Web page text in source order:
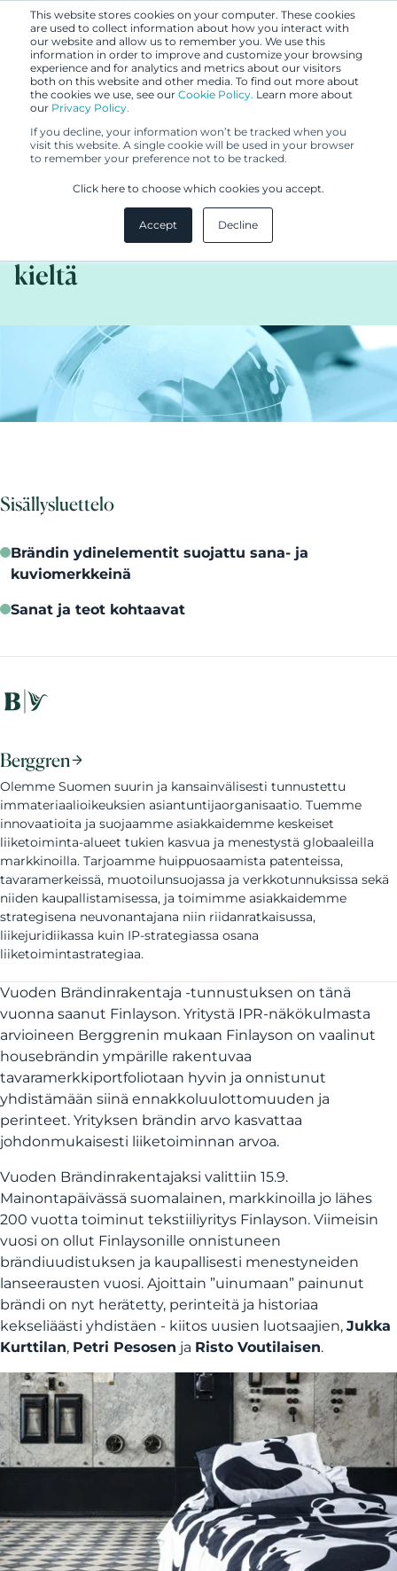
This website stores cookies on your computer. These cookies
are used to collect information about how you interact with
our website and allow us to remember you. We use this
information in order to improve and customize your browsing
experience and for analytics and metrics about our visitors
both on this website and other media. To find out more about
the cookies we use, see our Cookie Policy. Learn more about
our Privacy Policy.
If you decline, your information won’t be tracked when you
visit this website. A single cookie will be used in your browser
to remember your preference not to be tracked.
Click here to choose which cookies you accept.
Accept Decline
21.9.2015
Vuoden Brändinrakentajan
Finlaysonin housebrändi ja
lanseeraukset puhuvat samaa
kieltä
Sisällysluettelo
Brändin ydinelementit suojattu sana- ja
kuviomerkkeinä
Sanat ja teot kohtaavat
Berggren
Olemme Suomen suurin ja kansainvälisesti tunnustettu
immateriaalioikeuksien asiantuntijaorganisaatio. Tuemme
innovaatioita ja suojaamme asiakkaidemme keskeiset
liiketoiminta-alueet tukien kasvua ja menestystä globaaleilla
markkinoilla. Tarjoamme huippuosaamista patenteissa,
tavaramerkeissä, muotoilunsuojassa ja verkkotunnuksissa sekä
niiden kaupallistamisessa, ja toimimme asiakkaidemme
strategisena neuvonantajana niin riidanratkaisussa,
liikejuridiikassa kuin IP-strategiassa osana
liiketoimintastrategiaa.
Vuoden Brändinrakentaja -tunnustuksen on tänä
vuonna saanut Finlayson. Yritystä IPR-näkökulmasta
arvioineen Berggrenin mukaan Finlayson on vaalinut
housebrändin ympärille rakentuvaa
tavaramerkkiportfoliotaan hyvin ja onnistunut
yhdistämään siinä ennakkoluulottomuuden ja
perinteet. Yrityksen brändin arvo kasvattaa
johdonmukaisesti liiketoiminnan arvoa.
Vuoden Brändinrakentajaksi valittiin 15.9.
Mainontapäivässä suomalainen, markkinoilla jo lähes
200 vuotta toiminut tekstiiliyritys Finlayson. Viimeisin
vuosi on ollut Finlaysonille onnistuneen
brändiuudistuksen ja kaupallisesti menestyneiden
lanseerausten vuosi. Ajoittain ”uinumaan” painunut
brändi on nyt herätetty, perinteitä ja historiaa
kekseliäästi yhdistäen - kiitos uusien luotsaajien, Jukka
Kurttilan, Petri Pesosen ja Risto Voutilaisen.